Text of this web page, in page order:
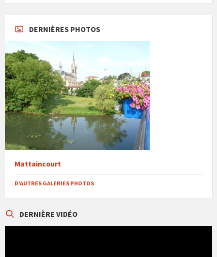
DERNIÈRES PHOTOS
Mattaincourt
D'AUTRES GALERIES PHOTOS
DERNIÈRE VIDÉO